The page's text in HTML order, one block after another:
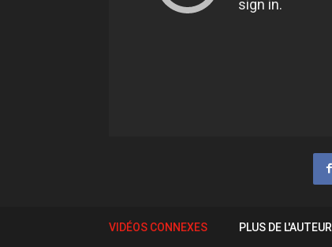
VIDÉOS CONNEXES PLUS DE L'AUTEUR